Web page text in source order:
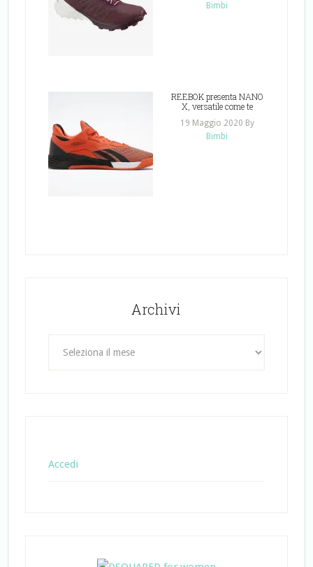
Bimbi
REEBOK presenta NANO
X, versatile come te
19 Maggio 2020 By
Bimbi
Archivi
Accedi